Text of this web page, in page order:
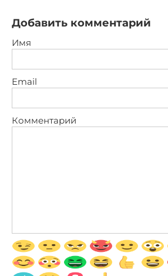
Добавить комментарий
Имя
Email
Комментарий